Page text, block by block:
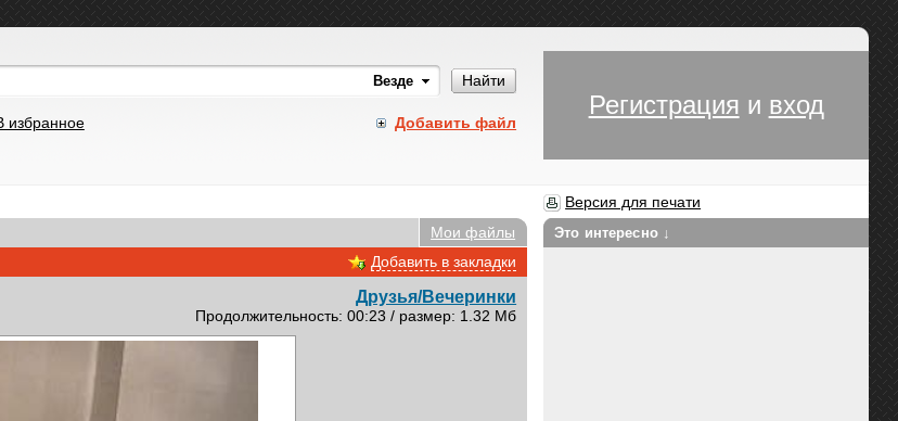
Найти
Добавить файл
избранное
Регистрация и вход
Версия для печати
Мои файлы
Добавить в закладки
Друзья/Вечеринки
Продолжительность: 00:23 / размер: 1.32 Мб
Это интересно ↓